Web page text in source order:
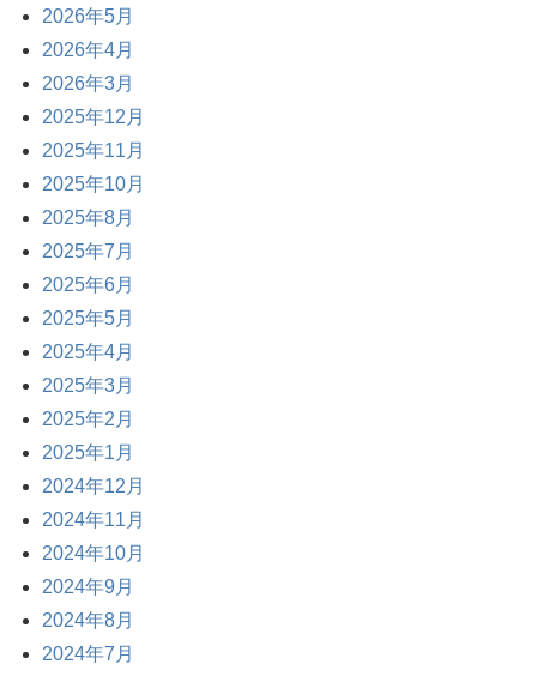
2026年5月
2026年4月
2026年3月
2025年12月
2025年11月
2025年10月
2025年8月
2025年7月
2025年6月
2025年5月
2025年4月
2025年3月
2025年2月
2025年1月
2024年12月
2024年11月
2024年10月
2024年9月
2024年8月
2024年7月